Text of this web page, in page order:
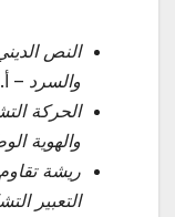
النص
والسرد –
الحركة
والهوية
ريشة
التعبير